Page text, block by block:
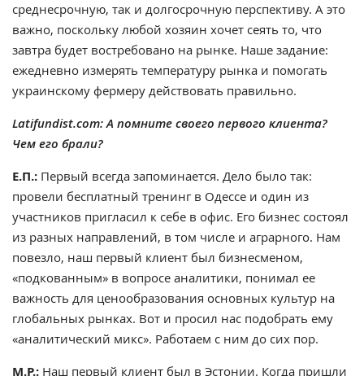
среднесрочную, так и долгосрочную перспективу. А это
важно, поскольку любой хозяин хочет сеять то, что
завтра будет востребовано на рынке. Наше задание:
ежедневно измерять температуру рынка и помогать
украинскому фермеру действовать правильно.
Latifundist.com: А помните своего первого клиента?
Чем его брали?
Е.П.: Первый всегда запоминается. Дело было так:
провели бесплатный тренинг в Одессе и один из
участников пригласил к себе в офис. Его бизнес состоял
из разных направлений, в том числе и аграрного. Нам
повезло, наш первый клиент был бизнесменом,
«подкованным» в вопросе аналитики, понимал ее
важность для ценообразования основных культур на
глобальных рынках. Вот и просил нас подобрать ему
«аналитический микс». Работаем с ним до сих пор.
М.Р.: Наш первый клиент был в Эстонии. Когда пришли